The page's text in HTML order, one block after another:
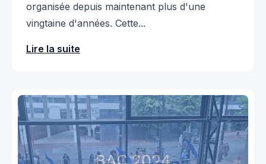
organisée depuis maintenant plus d'une
vingtaine d'années. Cette...
Lire la suite